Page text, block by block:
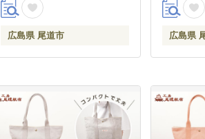
広島県 尾道市 広島県